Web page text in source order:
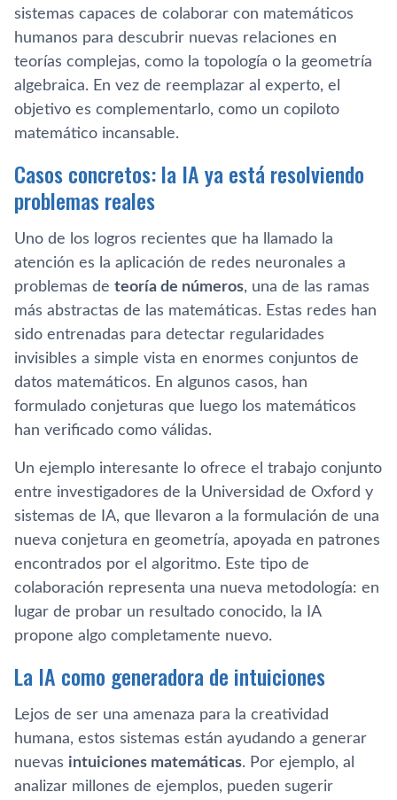
sistemas capaces de colaborar con matemáticos
humanos para descubrir nuevas relaciones en
teorías complejas, como la topología o la geometría
algebraica. En vez de reemplazar al experto, el
objetivo es complementarlo, como un copiloto
matemático incansable.
Casos concretos: la IA ya está resolviendo
problemas reales
Uno de los logros recientes que ha llamado la
atención es la aplicación de redes neuronales a
problemas de teoría de números, una de las ramas
más abstractas de las matemáticas. Estas redes han
sido entrenadas para detectar regularidades
invisibles a simple vista en enormes conjuntos de
datos matemáticos. En algunos casos, han
formulado conjeturas que luego los matemáticos
han verificado como válidas.
Un ejemplo interesante lo ofrece el trabajo conjunto
entre investigadores de la Universidad de Oxford y
sistemas de IA, que llevaron a la formulación de una
nueva conjetura en geometría, apoyada en patrones
encontrados por el algoritmo. Este tipo de
colaboración representa una nueva metodología: en
lugar de probar un resultado conocido, la IA
propone algo completamente nuevo.
La IA como generadora de intuiciones
Lejos de ser una amenaza para la creatividad
humana, estos sistemas están ayudando a generar
nuevas intuiciones matemáticas. Por ejemplo, al
analizar millones de ejemplos, pueden sugerir